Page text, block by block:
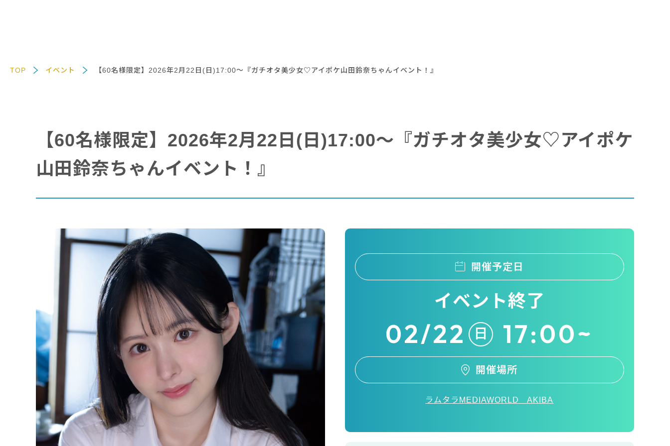
TOP イベント 【60名様限定】2026年2月22日(日)17:00～『ガチオタ美少女♡アイポケ山田鈴奈ちゃんイベント！』
【60名様限定】2026年2月22日(日)17:00～『ガチオタ美少女♡アイポケ
山田鈴奈ちゃんイベント！』
開催予定日
イベント終了
02/22 日 17:00~
開催場所
ラムタラMEDIAWORLD AKIBA